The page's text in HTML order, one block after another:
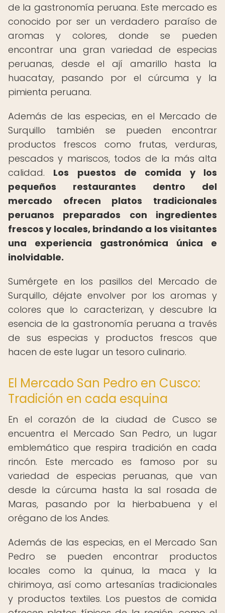
de la gastronomía peruana. Este mercado es
conocido por ser un verdadero paraíso de
aromas y colores, donde se pueden
encontrar una gran variedad de especias
peruanas, desde el ají amarillo hasta la
huacatay, pasando por el cúrcuma y la
pimienta peruana.
Además de las especias, en el Mercado de
Surquillo también se pueden encontrar
productos frescos como frutas, verduras,
pescados y mariscos, todos de la más alta
calidad. Los puestos de comida y los
pequeños restaurantes dentro del
mercado ofrecen platos tradicionales
peruanos preparados con ingredientes
frescos y locales, brindando a los visitantes
una experiencia gastronómica única e
inolvidable.
Sumérgete en los pasillos del Mercado de
Surquillo, déjate envolver por los aromas y
colores que lo caracterizan, y descubre la
esencia de la gastronomía peruana a través
de sus especias y productos frescos que
hacen de este lugar un tesoro culinario.
El Mercado San Pedro en Cusco:
Tradición en cada esquina
En el corazón de la ciudad de Cusco se
encuentra el Mercado San Pedro, un lugar
emblemático que respira tradición en cada
rincón. Este mercado es famoso por su
variedad de especias peruanas, que van
desde la cúrcuma hasta la sal rosada de
Maras, pasando por la hierbabuena y el
orégano de los Andes.
Además de las especias, en el Mercado San
Pedro se pueden encontrar productos
locales como la quinua, la maca y la
chirimoya, así como artesanías tradicionales
y productos textiles. Los puestos de comida